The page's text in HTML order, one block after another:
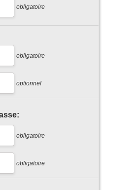
obligatoire
obligatoire
optionnel
obligatoire
obligatoire